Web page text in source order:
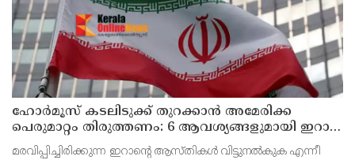
ഹോര്‍മൂസ് കടലിടുക്ക് തുറക്കാന്‍ അമേരിക്ക
പെരുമാറ്റം തിരുത്തണം: 6 ആവശ്യങ്ങളുമായി ഇറാന്‍
ദേശീയ സുരക്ഷാ കൗണ്‍സില്‍
മരവിപ്പിച്ചിരിക്കുന്ന ഇറാന്റെ ആസ്തികള്‍ വിട്ടുനല്‍കുക എന്നീ